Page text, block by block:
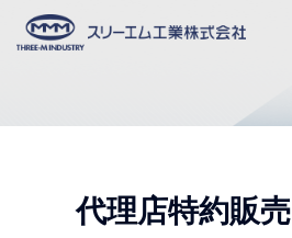
代理店特約販